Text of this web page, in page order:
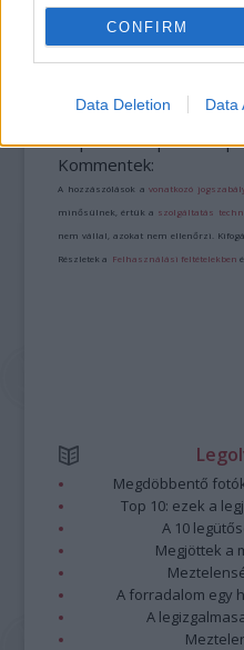
CONFIRM
Data Deletion Data
JUBILEUMI
A bejegyzés trackback
https://kulturpart.hu/
Kommentek:
A hozzászólások avonatkozó
minősülnek, értük a szolgáltatás
nem vállal, azokat nem ellenőrzi.
Részletek a Felhasználási feltételekben
Megdöbbentő
Top 10: ezek a
A 10
Megjöttek a
A forradalom egy
A